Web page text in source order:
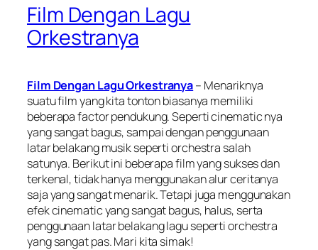
Film Dengan Lagu
Orkestranya
Film Dengan Lagu Orkestranya– Menariknya
suatu film yang kita tonton biasanya memiliki
beberapa factor pendukung. Seperti cinematic nya
yang sangat bagus, sampai dengan penggunaan
latar belakang musik seperti orchestra salah
satunya. Berikut ini beberapa film yang sukses dan
terkenal, tidak hanya menggunakan alur ceritanya
saja yang sangat menarik. Tetapi juga menggunakan
efek cinematic yang sangat bagus, halus, serta
penggunaan latar belakang lagu seperti orchestra
yang sangat pas. Mari kita simak!